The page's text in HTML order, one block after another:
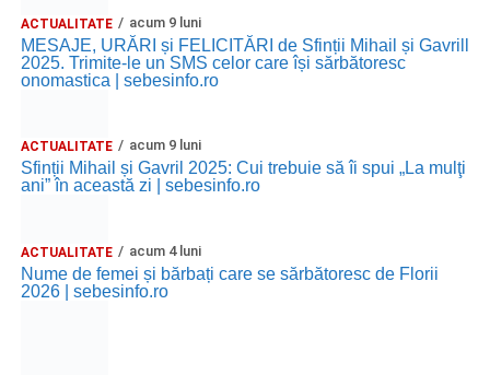
ACTUALITATE acum 9 luni
MESAJE, URĂRI și FELICITĂRI de Sfinții Mihail și Gavrill
2025. Trimite-le un SMS celor care își sărbătoresc
onomastica | sebesinfo.ro
ACTUALITATE acum 9 luni
Sfinții Mihail și Gavril 2025: Cui trebuie să îi spui „La mulţi
ani” în această zi | sebesinfo.ro
ACTUALITATE acum 4 luni
Nume de femei și bărbați care se sărbătoresc de Florii
2026 | sebesinfo.ro